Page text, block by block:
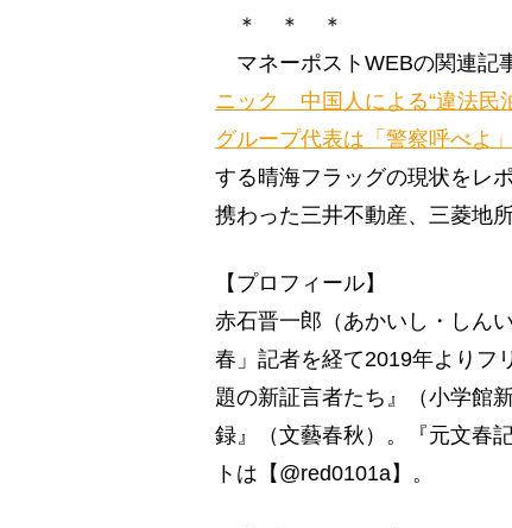
＊ ＊ ＊
マネーポストWEBの関連記
ニック 中国人による“違法民
グループ代表は「警察呼べよ
する晴海フラッグの現状をレ
携わった三井不動産、三菱地
【プロフィール】
赤石晋一郎（あかいし・しん
春」記者を経て2019年より
題の新証言者たち』（小学館
録』（文藝春秋）。『元文春
トは【@red0101a】。